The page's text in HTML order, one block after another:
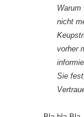
Warum
nicht
vorher
Sie